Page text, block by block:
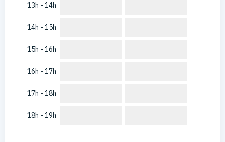
13h - 14h
14h - 15h
15h - 16h
16h - 17h
17h - 18h
18h - 19h